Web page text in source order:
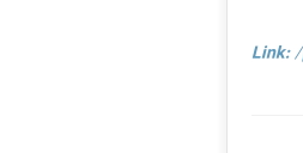
Link: